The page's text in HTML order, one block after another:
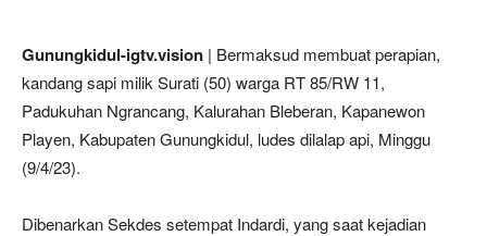
Gunungkidul-igtv.vision | Bermaksud membuat perapian,
kandang sapi milik Surati (50) warga RT 85/RW 11,
Padukuhan Ngrancang, Kalurahan Bleberan, Kapanewon
Playen, Kabupaten Gunungkidul, ludes dilalap api, Minggu
(9/4/23).
Dibenarkan Sekdes setempat Indardi, yang saat kejadian